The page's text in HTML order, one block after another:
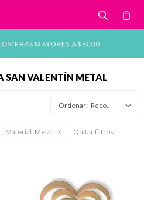
SAN VALENTÍN METAL
Recomendados
Material: Metal Quitar filtros